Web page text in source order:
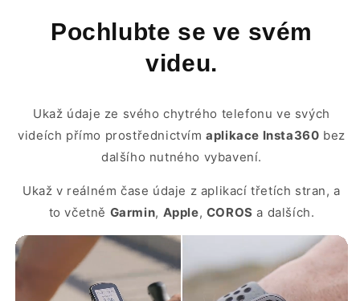
Pochlubte se ve svém
videu.
Ukaž údaje ze svého chytrého telefonu ve svých
videích přímo prostřednictvímaplikace Insta360 bez
dalšího nutného vybavení.
Ukaž v reálném čase údaje z aplikací třetích stran, a
to včetně Garmin, Apple, COROS a dalších.